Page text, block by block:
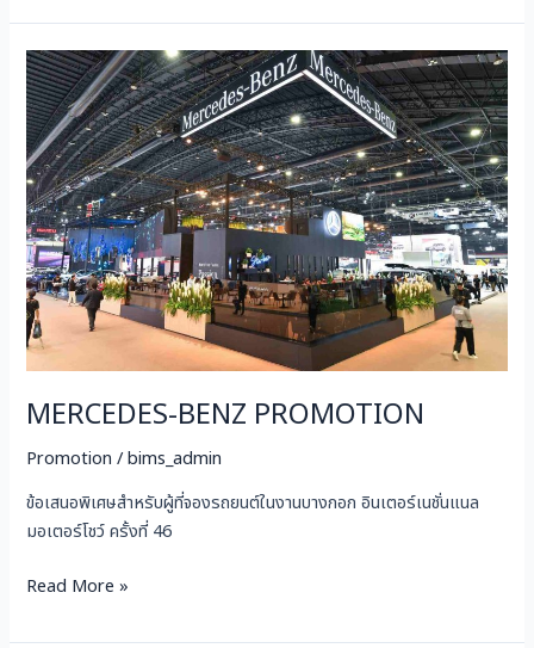
MERCEDES-BENZ PROMOTION
Promotion /bims_admin
ข้อเสนอพิเศษสำหรับผู้ที่จองรถยนต์ในงานบางกอก อินเตอร์เนชั่นแนล
มอเตอร์โชว์ ครั้งที่ 46
MERCEDES-
BENZ
PROMOTION
Read More »